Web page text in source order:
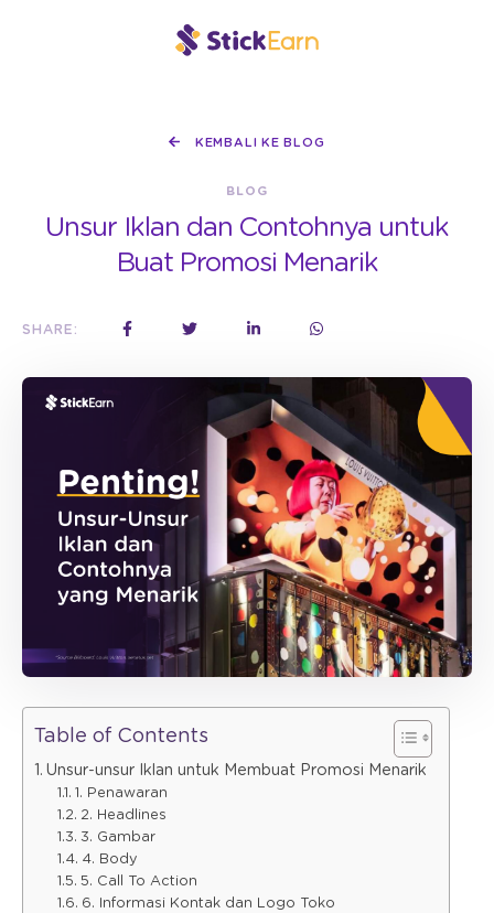
KEMBALI KE BLOG
BLOG
Unsur Iklan dan Contohnya untuk
Buat Promosi Menarik
SHARE:
Table of Contents
Unsur-unsur Iklan untuk Membuat Promosi Menarik
1. Penawaran
2. Headlines
3. Gambar
4. Body
5. Call To Action
6. Informasi Kontak dan Logo Toko